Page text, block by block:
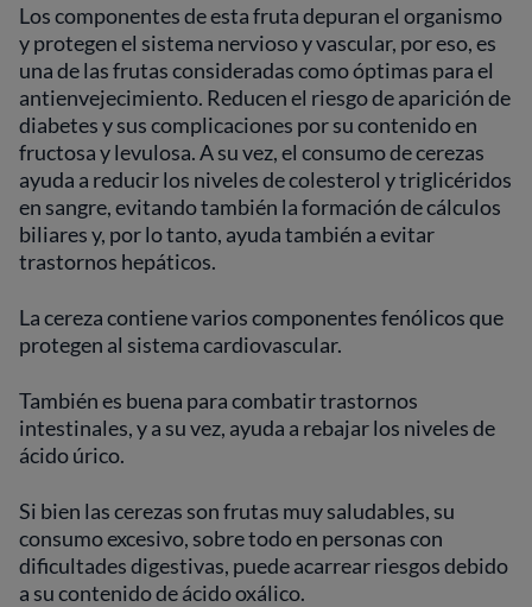
Los componentes de esta fruta depuran el organismo
y protegen el sistema nervioso y vascular, por eso, es
una de las frutas consideradas como óptimas para el
antienvejecimiento. Reducen el riesgo de aparición de
diabetes y sus complicaciones por su contenido en
fructosa y levulosa. A su vez, el consumo de cerezas
ayuda a reducir los niveles de colesterol y triglicéridos
en sangre, evitando también la formación de cálculos
biliares y, por lo tanto, ayuda también a evitar
trastornos hepáticos.
La cereza contiene varios componentes fenólicos que
protegen al sistema cardiovascular.
También es buena para combatir trastornos
intestinales, y a su vez, ayuda a rebajar los niveles de
ácido úrico.
Si bien las cerezas son frutas muy saludables, su
consumo excesivo, sobre todo en personas con
dificultades digestivas, puede acarrear riesgos debido
a su contenido de ácido oxálico.